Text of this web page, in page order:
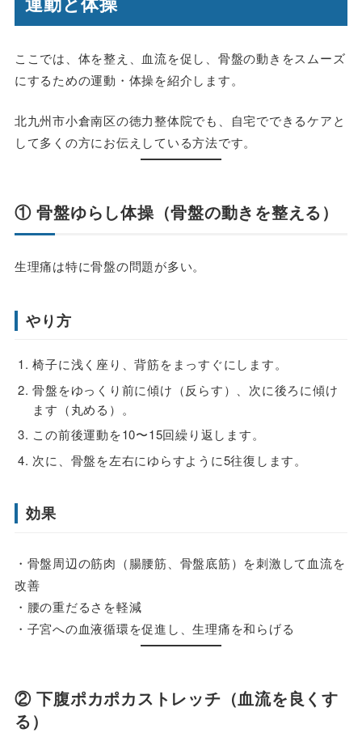
ここでは、体を整え、血流を促し、骨盤の動きをスムーズ
にするための運動・体操を紹介します。
北九州市小倉南区の徳力整体院でも、自宅でできるケアと
して多くの方にお伝えしている方法です。
① 骨盤ゆらし体操（骨盤の動きを整える）
生理痛は特に骨盤の問題が多い。
やり方
椅子に浅く座り、背筋をまっすぐにします。
骨盤をゆっくり前に傾け（反らす）、次に後ろに傾け
ます（丸める）。
この前後運動を10〜15回繰り返します。
次に、骨盤を左右にゆらすように5往復します。
効果
・骨盤周辺の筋肉（腸腰筋、骨盤底筋）を刺激して血流を
改善
・腰の重だるさを軽減
・子宮への血液循環を促進し、生理痛を和らげる
② 下腹ポカポカストレッチ（血流を良くす
る）